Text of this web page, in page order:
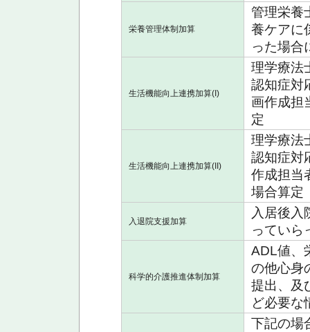
栄養管理体制加算
管理栄養
養ケアに
った場合
生活機能向上連携加算(I)
理学療法
認知症対
画作成担
定
生活機能向上連携加算(II)
理学療法
認知症対
作成担当
場合算定
入退院支援加算
入居後入
っていら
科学的介護推進体制加算
ADL値、
の他心身
提出、及
ど必要な
下記の場